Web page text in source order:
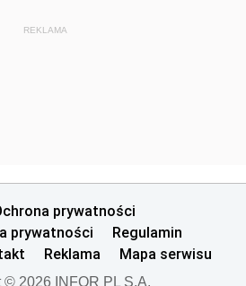
REKLAMA
prywatności
prywatności
Regulamin
Reklama Mapa serwisu
© 2026 INFOR PL S.A.